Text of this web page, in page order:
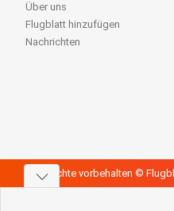
Über uns
Flugblatt hinzufügen
Nachrichten
Alle Rechte vorbehalten ©